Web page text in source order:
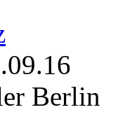
Berlin